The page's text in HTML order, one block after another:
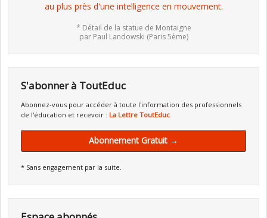
au plus près d'une intelligence en mouvement.
* Détail de la statue de Montaigne
par Paul Landowski (Paris 5ème)
S'abonner à ToutEduc
Abonnez-vous pour accéder à toute l'information des professionnels
de l'éducation et recevoir : La Lettre ToutEduc
Abonnement Gratuit →
* Sans engagement par la suite.